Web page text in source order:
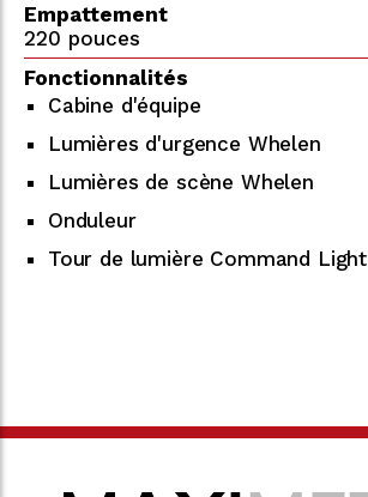
Empattement
220 pouces
Fonctionnalités
Cabine d'équipe
Lumières d'urgence Whelen
Lumières de scène Whelen
Onduleur
Tour de lumière Command Light